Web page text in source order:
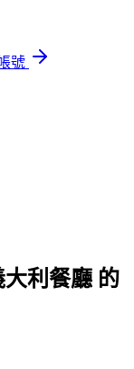
號
利餐廳 的